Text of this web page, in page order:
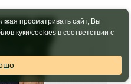
просматривать сайт, Вы
куки/cookies в соответствии с